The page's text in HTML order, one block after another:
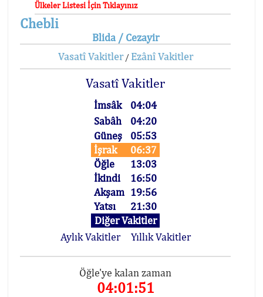
Ülkeler Listesi İçin Tıklayınız
Chebli
Blida / Cezayir
Vasatî Vakitler/ Ezânî Vakitler
Vasatî Vakitler
İmsâk
04:04
Sabâh
04:20
Güneş
05:53
İşrak
06:37
Öğle
13:03
İkindi
16:50
Akşam 19:56
Yatsı
21:30
Diğer Vakitler
Aylık Vakitler
Yıllık Vakitler
Öğle'ye kalan zaman
04:01:51